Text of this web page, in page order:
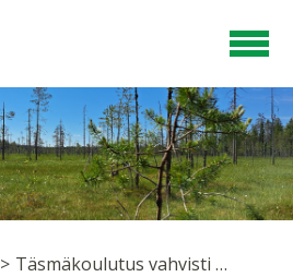
> Täsmäkoulutus vahvisti osaamista suometsien hoidossa ja vesitaloudessa